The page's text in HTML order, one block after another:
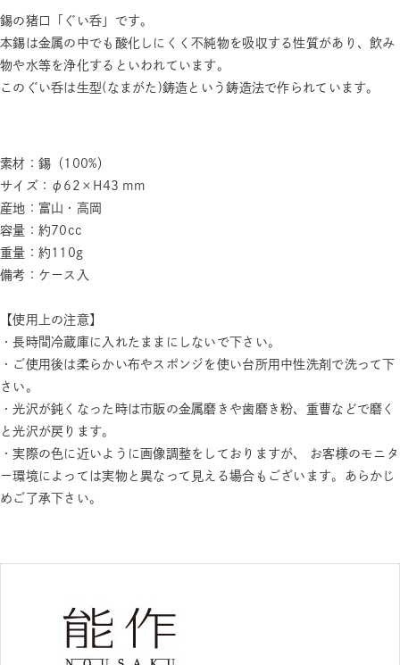
錫の猪口「ぐい呑」です。
本錫は金属の中でも酸化しにくく不純物を吸収する性質があり、飲み
物や水等を浄化するといわれています。
このぐい呑は生型(なまがた)鋳造という鋳造法で作られています。
素材：錫（100%）
サイズ：φ62×H43 mm
産地：富山・高岡
容量：約70cc
重量：約110g
備考：ケース入
【使用上の注意】
・長時間冷蔵庫に入れたままにしないで下さい。
・ご使用後は柔らかい布やスポンジを使い台所用中性洗剤で洗って下
さい。
・光沢が鈍くなった時は市販の金属磨きや歯磨き粉、重曹などで磨く
と光沢が戻ります。
・実際の色に近いように画像調整をしておりますが、 お客様のモニタ
ー環境によっては実物と異なって見える場合もございます。あらかじ
めご了承下さい。